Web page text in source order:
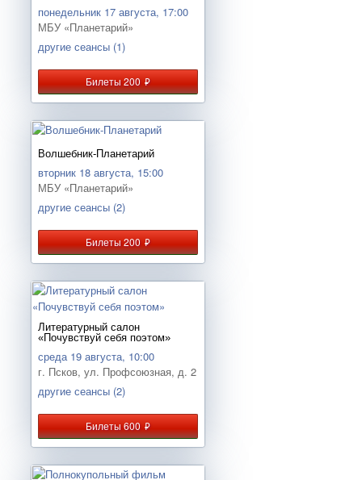
понедельник 17 августа, 17:00
МБУ «Планетарий»
другие сеансы (1)
Билеты 200руб.
Волшебник-Планетарий
вторник 18 августа, 15:00
МБУ «Планетарий»
другие сеансы (2)
Билеты 200руб.
Литературный салон
«Почувствуй себя поэтом»
среда 19 августа, 10:00
г. Псков, ул. Профсоюзная, д. 2
другие сеансы (2)
Билеты 600руб.